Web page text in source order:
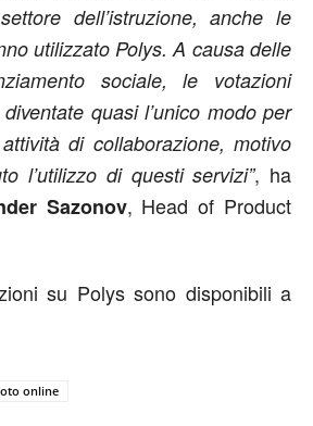
dell’istruzione, anche le
utilizzato Polys. A causa delle
sociale, le votazioni
quasi l’unico modo per
di collaborazione, motivo
l’utilizzo di questi servizi”, ha
Sazonov, Head of Product
su Polys sono disponibili a
online